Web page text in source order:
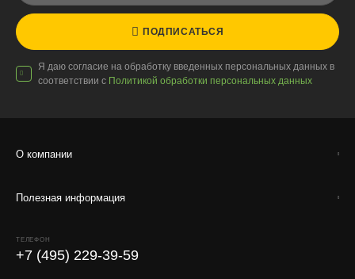
расстояния, веса и объёма груза.
Работаем с любой удобной для вас транспортной
компанией.
Для защиты от повреждений рекомендуем оформлять
ПОДПИСАТЬСЯ
Я даю согласие на обработку введенных персональных данных в
соответствии с Политикой обработки персональных данных
О компании
Полезная информация
ТЕЛЕФОН
+7 (495) 229-39-59